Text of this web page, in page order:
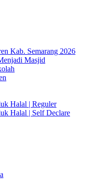
Kab. Semarang 2026
Masjid
Halal | Reguler
Halal | Self Declare